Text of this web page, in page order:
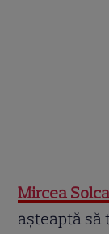
Mircea
așteaptă să